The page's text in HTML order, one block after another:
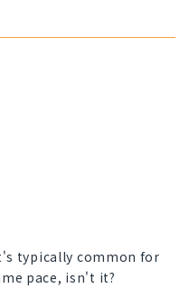
typically common for
pace, isn't it?